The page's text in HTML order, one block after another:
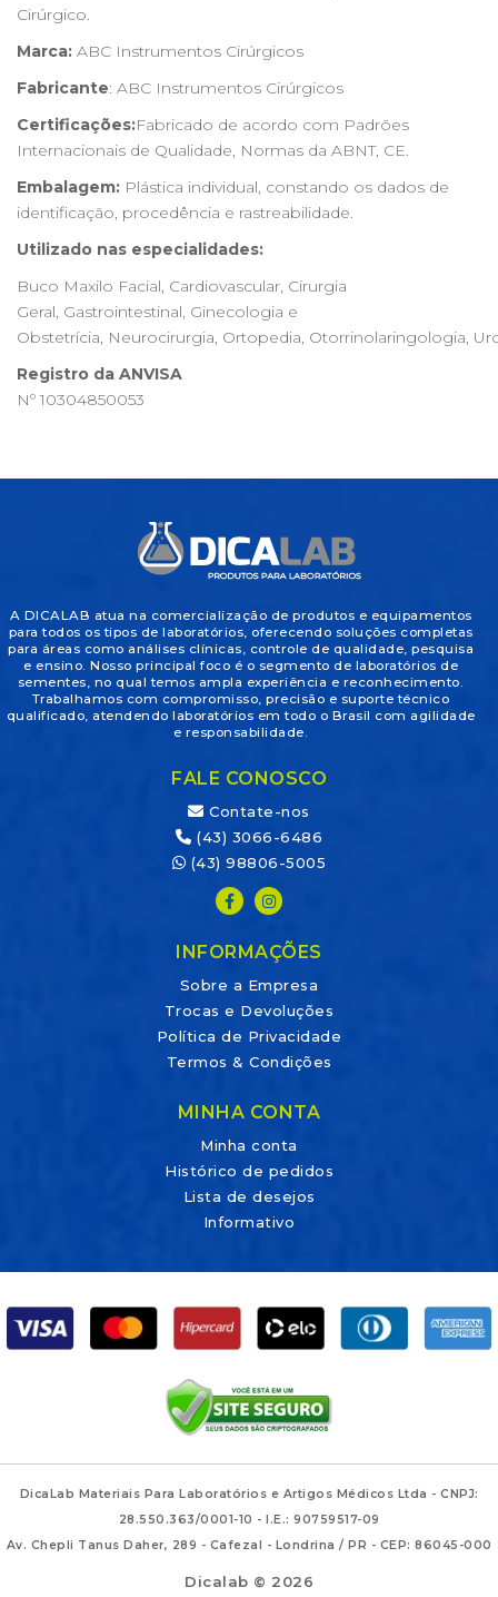
Cirúrgico.
Marca: ABC Instrumentos Cirúrgicos
Fabricante: ABC Instrumentos Cirúrgicos
Certificações:Fabricado de acordo com Padrões
Internacionais de Qualidade, Normas da ABNT, CE.
Embalagem: Plástica individual, constando os dados de
identificação, procedência e rastreabilidade.
Utilizado nas especialidades:
Buco Maxilo Facial, Cardiovascular, Cirurgia
Geral, Gastrointestinal, Ginecologia e
Obstetrícia, Neurocirurgia, Ortopedia, Otorrinolaringologia,
Registro da ANVISA
Nº 10304850053
A DICALAB atua na comercialização de produtos e equipamentos
para todos os tipos de laboratórios, oferecendo soluções completas
para áreas como análises clínicas, controle de qualidade, pesquisa
e ensino. Nosso principal foco é o segmento de laboratórios de
sementes, no qual temos ampla experiência e reconhecimento.
Trabalhamos com compromisso, precisão e suporte técnico
qualificado, atendendo laboratórios em todo o Brasil com agilidade
e responsabilidade.
FALE CONOSCO
Contate-nos
(43) 3066-6486
(43) 98806-5005
INFORMAÇÕES
Sobre a Empresa
Trocas e Devoluções
Política de Privacidade
Termos & Condições
MINHA CONTA
Minha conta
Histórico de pedidos
Lista de desejos
Informativo
DicaLab Materiais Para Laboratórios e Artigos Médicos Ltda - CNPJ:
28.550.363/0001-10 - I.E.: 90759517-09
Av. Chepli Tanus Daher, 289 - Cafezal - Londrina / PR - CEP: 86045-000
Dicalab © 2026